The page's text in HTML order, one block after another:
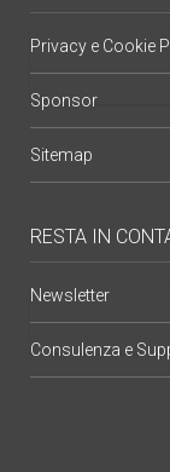
Privacy e Cookie
Sponsor
Sitemap
RESTA IN
Newsletter
Consulenza e